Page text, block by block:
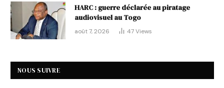
HARC : guerre déclarée au piratage
audiovisuel au Togo
août 7, 2026 47Views
NOUS SUIVRE